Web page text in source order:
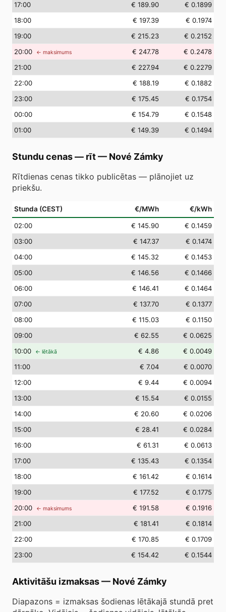
17:00 € 189.90
€ 0.1899
18:00 € 197.39
€ 0.1974
19:00 € 215.23
€ 0.2152
20:00 ← maksimums € 247.78
€ 0.2478
21:00 € 227.94
€ 0.2279
22:00 € 188.19
€ 0.1882
23:00 € 175.45
€ 0.1754
00:00 € 154.79
€ 0.1548
01:00 € 149.39 € 0.1494
Stundu cenas — rīt— Nové Zámky
Rītdienas cenas tikko publicētas — plānojiet uz
priekšu.
Stunda (CEST) €/MWh €/kWh
02:00 € 145.90
€ 0.1459
03:00 € 147.37
€ 0.1474
04:00 € 145.32
€ 0.1453
05:00 € 146.56
€ 0.1466
06:00 € 146.41
€ 0.1464
07:00 € 137.70
€ 0.1377
08:00 € 115.03
€ 0.1150
09:00 € 62.55
€ 0.0625
10:00 ← lētākā € 4.86
€ 0.0049
11:00 € 7.04
€ 0.0070
12:00 € 9.44
€ 0.0094
13:00 € 15.54
€ 0.0155
14:00 € 20.60
€ 0.0206
15:00 € 28.41
€ 0.0284
16:00 € 61.31
€ 0.0613
17:00 € 135.43
€ 0.1354
18:00 € 161.42
€ 0.1614
19:00 € 177.52
€ 0.1775
20:00 ← maksimums € 191.58
€ 0.1916
21:00 € 181.41
€ 0.1814
22:00 € 170.85
€ 0.1709
23:00 € 154.42 € 0.1544
Aktivitāšu izmaksas— Nové Zámky
Diapazons = izmaksas šodienas lētākajā stundā pret